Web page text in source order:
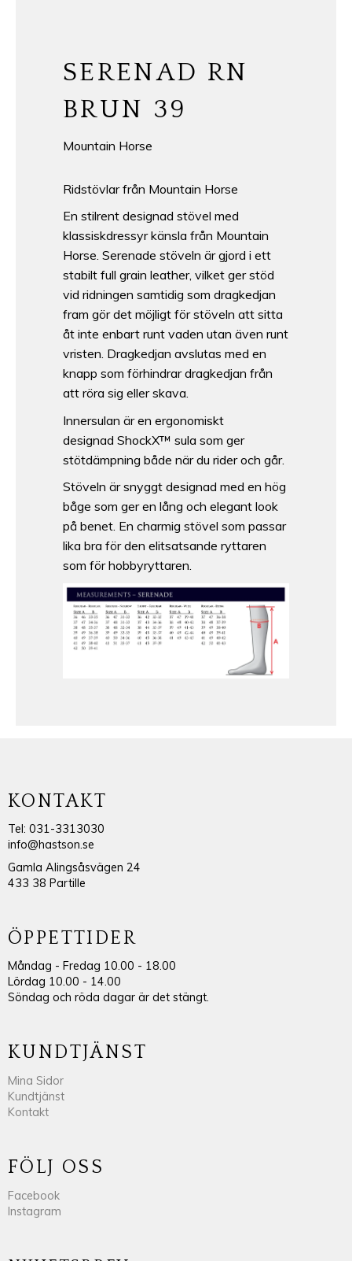
SERENAD RN
BRUN 39
Mountain Horse
Ridstövlar från Mountain Horse
En stilrent designad stövel med
klassiskdressyr känsla från Mountain
Horse. Serenade stöveln är gjord i ett
stabilt full grain leather, vilket ger stöd
vid ridningen samtidig som dragkedjan
fram gör det möjligt för stöveln att sitta
åt inte enbart runt vaden utan även runt
vristen. Dragkedjan avslutas med en
knapp som förhindrar dragkedjan från
att röra sig eller skava.
Innersulan är en ergonomiskt
designad ShockX™ sula som ger
stötdämpning både när du rider och går.
Stöveln är snyggt designad med en hög
båge som ger en lång och elegant look
på benet. En charmig stövel som passar
lika bra för den elitsatsande ryttaren
som för hobbyryttaren.
KONTAKT
Tel: 031-3313030
info@hastson.se
Gamla Alingsåsvägen 24
433 38 Partille
ÖPPETTIDER
Måndag - Fredag 10.00 - 18.00
Lördag 10.00 - 14.00
Söndag och röda dagar är det stängt.
KUNDTJÄNST
Mina Sidor
Kundtjänst
Kontakt
FÖLJ OSS
Facebook
Instagram